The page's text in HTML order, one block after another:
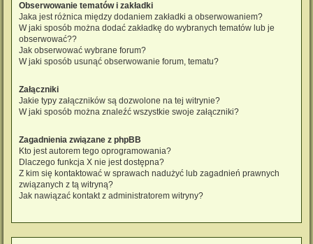
Obserwowanie tematów i zakładki
Jaka jest różnica między dodaniem zakładki a obserwowaniem?
W jaki sposób można dodać zakładkę do wybranych tematów lub je
obserwować??
Jak obserwować wybrane forum?
W jaki sposób usunąć obserwowanie forum, tematu?
Załączniki
Jakie typy załączników są dozwolone na tej witrynie?
W jaki sposób można znaleźć wszystkie swoje załączniki?
Zagadnienia związane z phpBB
Kto jest autorem tego oprogramowania?
Dlaczego funkcja X nie jest dostępna?
Z kim się kontaktować w sprawach nadużyć lub zagadnień prawnych
związanych z tą witryną?
Jak nawiązać kontakt z administratorem witryny?